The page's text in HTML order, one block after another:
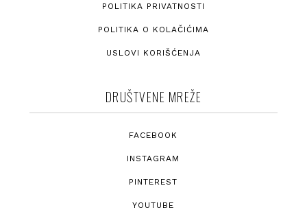
POLITIKA PRIVATNOSTI
POLITIKA O KOLAČIĆIMA
USLOVI KORIŠĆENJA
DRUŠTVENE MREŽE
FACEBOOK
INSTAGRAM
PINTEREST
YOUTUBE